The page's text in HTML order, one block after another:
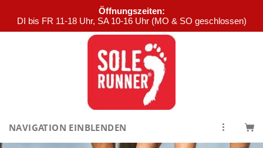
Öffnungszeiten:
DI bis FR 11-18 Uhr, SA 10-16 Uhr (MO & SO geschlossen)
NAVIGATION EINBLENDEN